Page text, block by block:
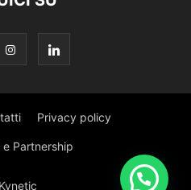
Privacy policy
Partnership